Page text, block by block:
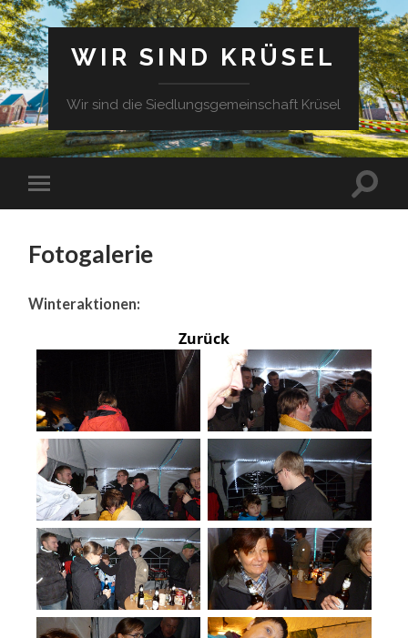
WIR SIND KRÜSEL
Wir sind die Siedlungsgemeinschaft Krüsel
Fotogalerie
Winteraktionen:
Zurück